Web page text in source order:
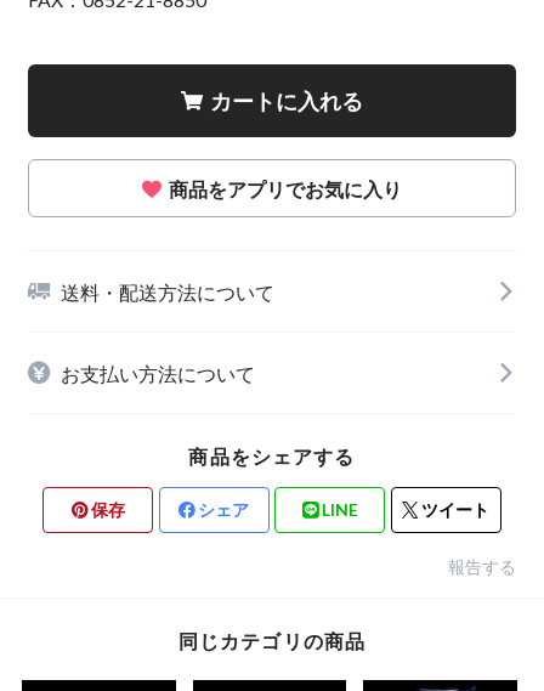
カートに入れる
商品をアプリでお気に入り
送料・配送方法について
お支払い方法について
商品をシェアする
保存 シェア LINE ツイート
報告する
同じカテゴリの商品